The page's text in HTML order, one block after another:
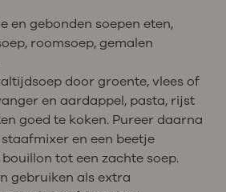
en gebonden soepen eten,
roomsoep, gemalen
door groente, vlees of
en aardappel, pasta, rijst
goed te koken. Pureer daarna
en een beetje
tot een zachte soep.
gebruiken als extra